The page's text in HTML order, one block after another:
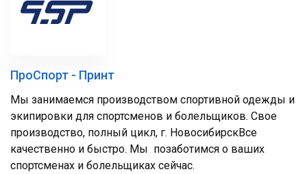
ПроСпорт - Принт
Мы занимаемся производством спортивной одежды и
экипировки для спортсменов и болельщиков. Свое
производство, полный цикл, г. НовосибирскВсе
качественно и быстро. Мы позаботимся о ваших
спортсменах и болельщиках сейчас.